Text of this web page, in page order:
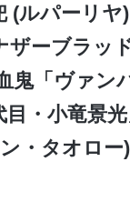
(ルパーリヤ
ザーブラッ
鬼「ヴァン
目・小竜景
・タオロー